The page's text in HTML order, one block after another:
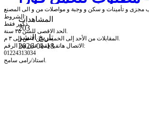
المشاهدات
203
تاريخ النشر
2026-01-18
الشروط:
ذكور فقط.
الاتصال هاتفيا فقط على هذا الرقم:
01224313034